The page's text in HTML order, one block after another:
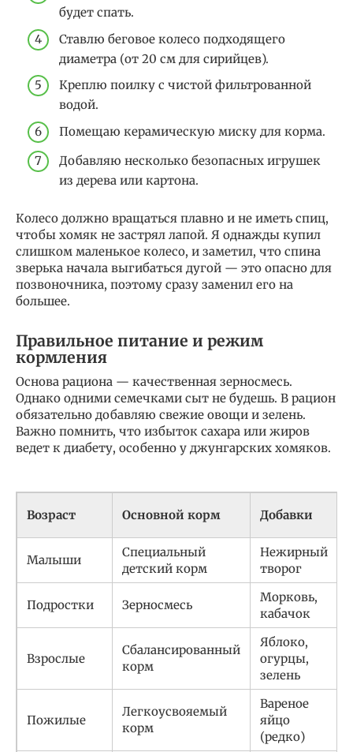
будет спать.
Ставлю беговое колесо подходящего
диаметра (от 20 см для сирийцев).
Креплю поилку с чистой фильтрованной
водой.
Помещаю керамическую миску для корма.
Добавляю несколько безопасных игрушек
из дерева или картона.
Колесо должно вращаться плавно и не иметь спиц,
чтобы хомяк не застрял лапой. Я однажды купил
слишком маленькое колесо, и заметил, что спина
зверька начала выгибаться дугой — это опасно для
позвоночника, поэтому сразу заменил его на
большее.
Правильное питание и режим
кормления
Основа рациона — качественная зерносмесь.
Однако одними семечками сыт не будешь. В рацион
обязательно добавляю свежие овощи и зелень.
Важно помнить, что избыток сахара или жиров
ведет к диабету, особенно у джунгарских хомяков.
Возраст Основной корм Добавки
Малыши
Специальный
детский корм
Нежирный
творог
Подростки Зерносмесь
Морковь,
кабачок
Взрослые
Сбалансированный
корм
Яблоко,
огурцы,
зелень
Пожилые
Легкоусвояемый
корм
Вареное
яйцо
(редко)